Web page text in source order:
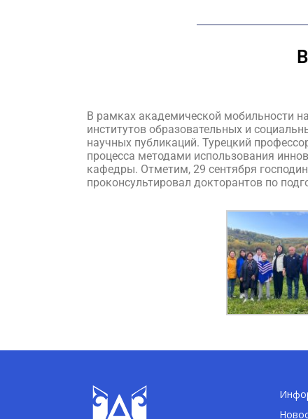
В рамках академической мобильности
институтов образовательных и
научных публикаций. Турецкий
процесса методами использования
кафедры. Отметим, 29 сентября
проконсультировал докторантов по